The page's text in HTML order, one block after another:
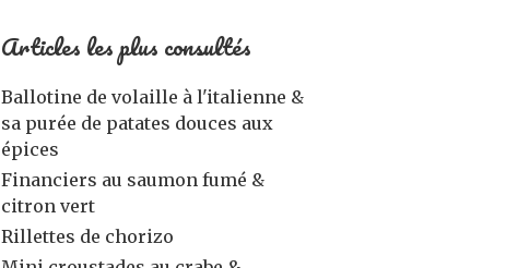
Articles les plus consultés
Ballotine de volaille à l'italienne &
sa purée de patates douces aux
épices
Financiers au saumon fumé &
citron vert
Rillettes de chorizo